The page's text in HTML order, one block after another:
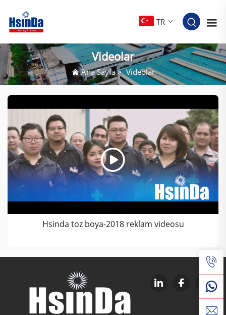
TR
Videolar
Ana Sayfa>Videolar
Hsinda toz boya-2018 reklam videosu